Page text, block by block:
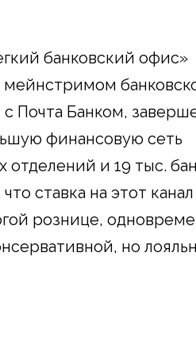
банковский офис»
Почта Банком,
финансовую сеть
отделений и 19 тыс.
ставка на этот канал
рознице,
но